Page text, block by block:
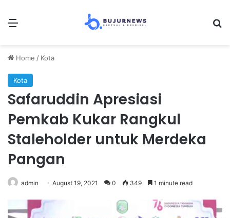
Menu
Home / Kota
Kota
Safaruddin Apresiasi
Pemkab Kukar Rangkul
Staleholder untuk Merdeka
Pangan
admin August 19, 2021 0 349 1 minute read